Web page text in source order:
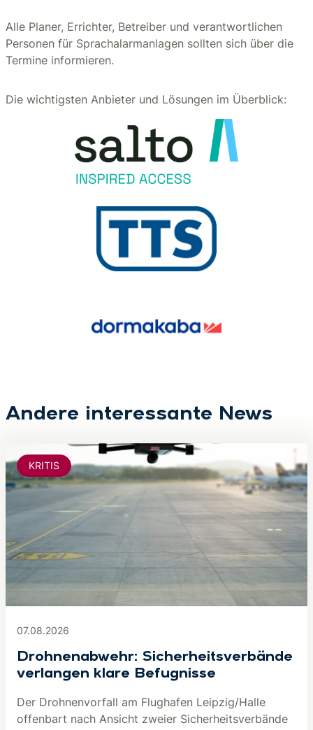
Alle Planer, Errichter, Betreiber und verantwortlichen
Personen für Sprachalarmanlagen sollten sich über die
Termine informieren.
Die wichtigsten Anbieter und Lösungen im Überblick:
Andere interessante News
07.08.2026
Drohnenabwehr: Sicherheitsverbände
verlangen klare Befugnisse
Der Drohnenvorfall am Flughafen Leipzig/Halle
offenbart nach Ansicht zweier Sicherheitsverbände
KRITIS